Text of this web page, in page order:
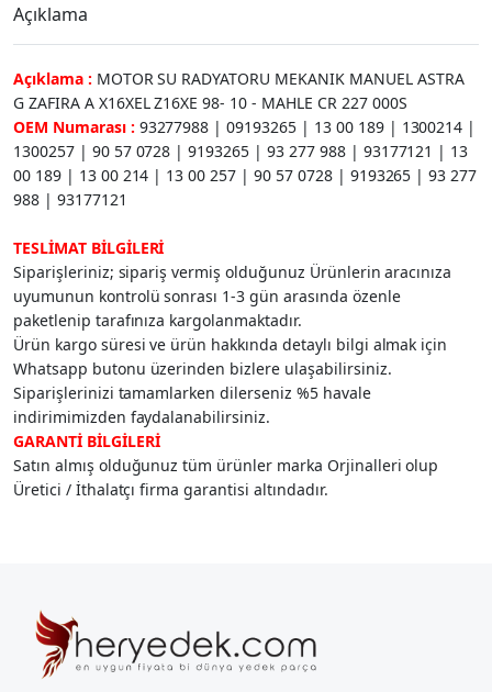
Açıklama
Açıklama : MOTOR SU RADYATORU MEKANIK MANUEL ASTRA
G ZAFIRA A X16XEL Z16XE 98- 10 - MAHLE CR 227 000S
OEM Numarası : 93277988 | 09193265 | 13 00 189 | 1300214 |
1300257 | 90 57 0728 | 9193265 | 93 277 988 | 93177121 | 13
00 189 | 13 00 214 | 13 00 257 | 90 57 0728 | 9193265 | 93 277
988 | 93177121
TESLİMAT BİLGİLERİ
Siparişleriniz; sipariş vermiş olduğunuz Ürünlerin aracınıza
uyumunun kontrolü sonrası 1-3 gün arasında özenle
paketlenip tarafınıza kargolanmaktadır.
Ürün kargo süresi ve ürün hakkında detaylı bilgi almak için
Whatsapp butonu üzerinden bizlere ulaşabilirsiniz.
Siparişlerinizi tamamlarken dilerseniz %5 havale
indirimimizden faydalanabilirsiniz.
GARANTİ BİLGİLERİ
Satın almış olduğunuz tüm ürünler marka Orjinalleri olup
Üretici / İthalatçı firma garantisi altındadır.